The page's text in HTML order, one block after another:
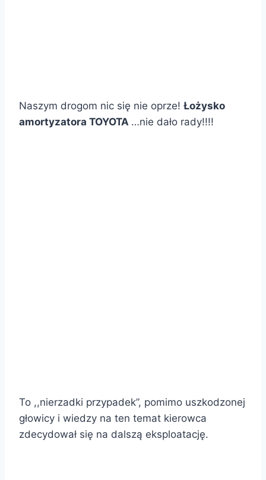
Naszym drogom nic się nie oprze! Łożysko
amortyzatora TOYOTA …nie dało rady!!!!
To ,,nierzadki przypadek”, pomimo uszkodzonej
głowicy i wiedzy na ten temat kierowca
zdecydował się na dalszą eksploatację.